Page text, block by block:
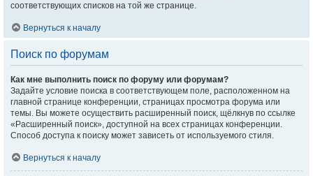
соответствующих списков на той же странице.
Вернуться к началу
Поиск по форумам
Как мне выполнить поиск по форуму или форумам?
Задайте условие поиска в соответствующем поле, расположенном на
главной странице конференции, страницах просмотра форума или
темы. Вы можете осуществить расширенный поиск, щёлкнув по ссылке
«Расширенный поиск», доступной на всех страницах конференции.
Способ доступа к поиску может зависеть от используемого стиля.
Вернуться к началу